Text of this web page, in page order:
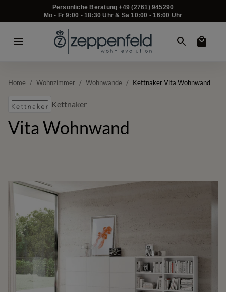
Persönliche Beratung +49 (2761) 945290
Mo - Fr 9:00 - 18:30 Uhr & Sa 10:00 - 16:00 Uhr
Home / Wohnzimmer / Wohnwände / Kettnaker Vita Wohnwand
Kettnaker
Vita Wohnwand